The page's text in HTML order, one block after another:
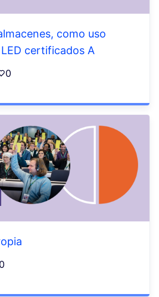
como uso
certificados A
0
0